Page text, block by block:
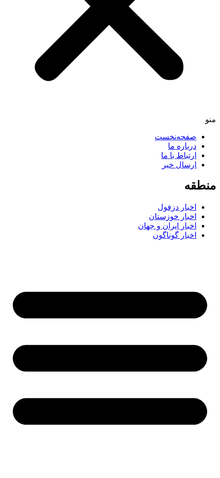
منو
صفحه‌نخست
درباره ما
ارتباط با ما
ارسال خبر
منطقه
اخبار دزفول
اخبار خوزستان
اخبار ایران و جهان
اخبار گوناگون